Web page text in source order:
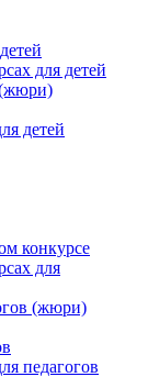
для детей
(жюри)
детей
конкурсе
для
(жюри)
педагогов